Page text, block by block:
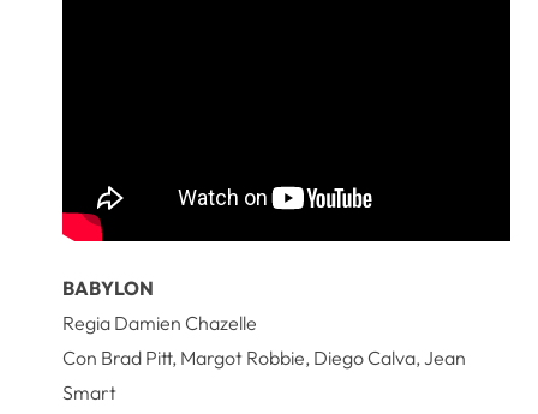
BABYLON
Regia Damien Chazelle
Con Brad Pitt, Margot Robbie, Diego Calva, Jean
Smart